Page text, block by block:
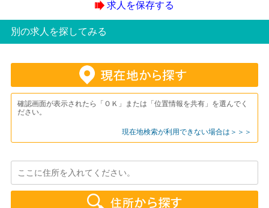
求人を保存する
別の求人を探してみる
確認画面が表示されたら「ＯＫ」または「位置情報を共有」を選んでく
ださい。
現在地検索が利用できない場合は＞＞＞